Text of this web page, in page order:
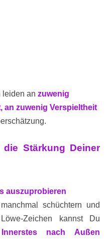
leiden an zuwenig
an zuwenig Verspieltheit
Stärkung Deiner
auszuprobieren
schüchtern und
Zeichen kannst Du
nach Außen